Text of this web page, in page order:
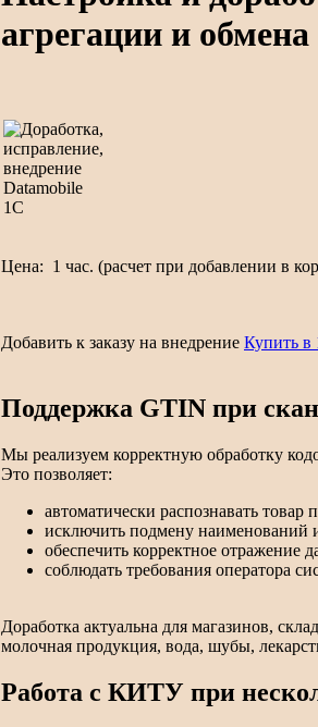
агрегации и
Цена: 1 час. (расчет при добавлении в
Добавить к заказу на внедрение Купить в
Поддержка GTIN при
Мы реализуем корректную обработку
Это позволяет:
автоматически распознавать товар
исключить подмену наименований
обеспечить корректное отражение
соблюдать требования оператора
Доработка актуальна для магазинов,
молочная продукция, вода, шубы,
Работа с КИТУ при